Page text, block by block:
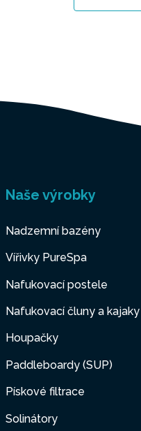
Naše výrobky
Nadzemní bazény
Vířivky PureSpa
Nafukovací postele
Nafukovací čluny a kajaky
Houpačky
Paddleboardy (SUP)
Pískové filtrace
Solinátory